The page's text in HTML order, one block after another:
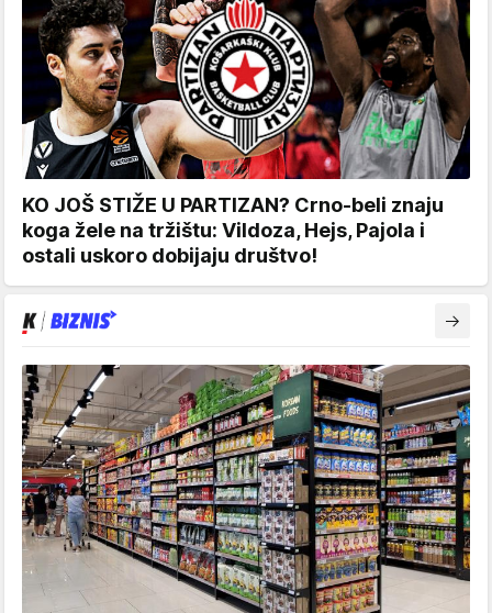
KO JOŠ STIŽE U PARTIZAN? Crno-beli znaju
koga žele na tržištu: Vildoza, Hejs, Pajola i
ostali uskoro dobijaju društvo!